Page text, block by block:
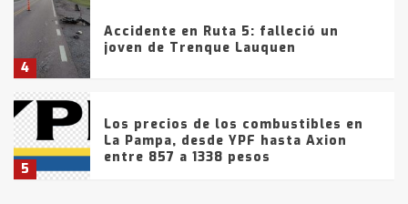
4
Accidente en Ruta 5: falleció un
joven de Trenque Lauquen
5
Los precios de los combustibles en
La Pampa, desde YPF hasta Axion
entre 857 a 1338 pesos